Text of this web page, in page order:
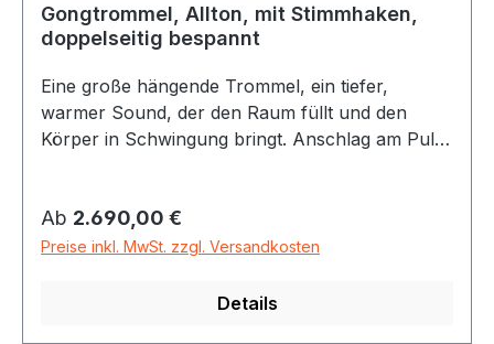
Gongtrommel, Allton, mit Stimmhaken,
doppelseitig bespannt
Eine große hängende Trommel, ein tiefer,
warmer Sound, der den Raum füllt und den
Körper in Schwingung bringt. Anschlag am Puls.
Energie von der Schwingung des Felles
beantwortet wird.
Regulärer Preis:
Ab 2.690,00 €
Preise inkl. MwSt. zzgl. Versandkosten
Details